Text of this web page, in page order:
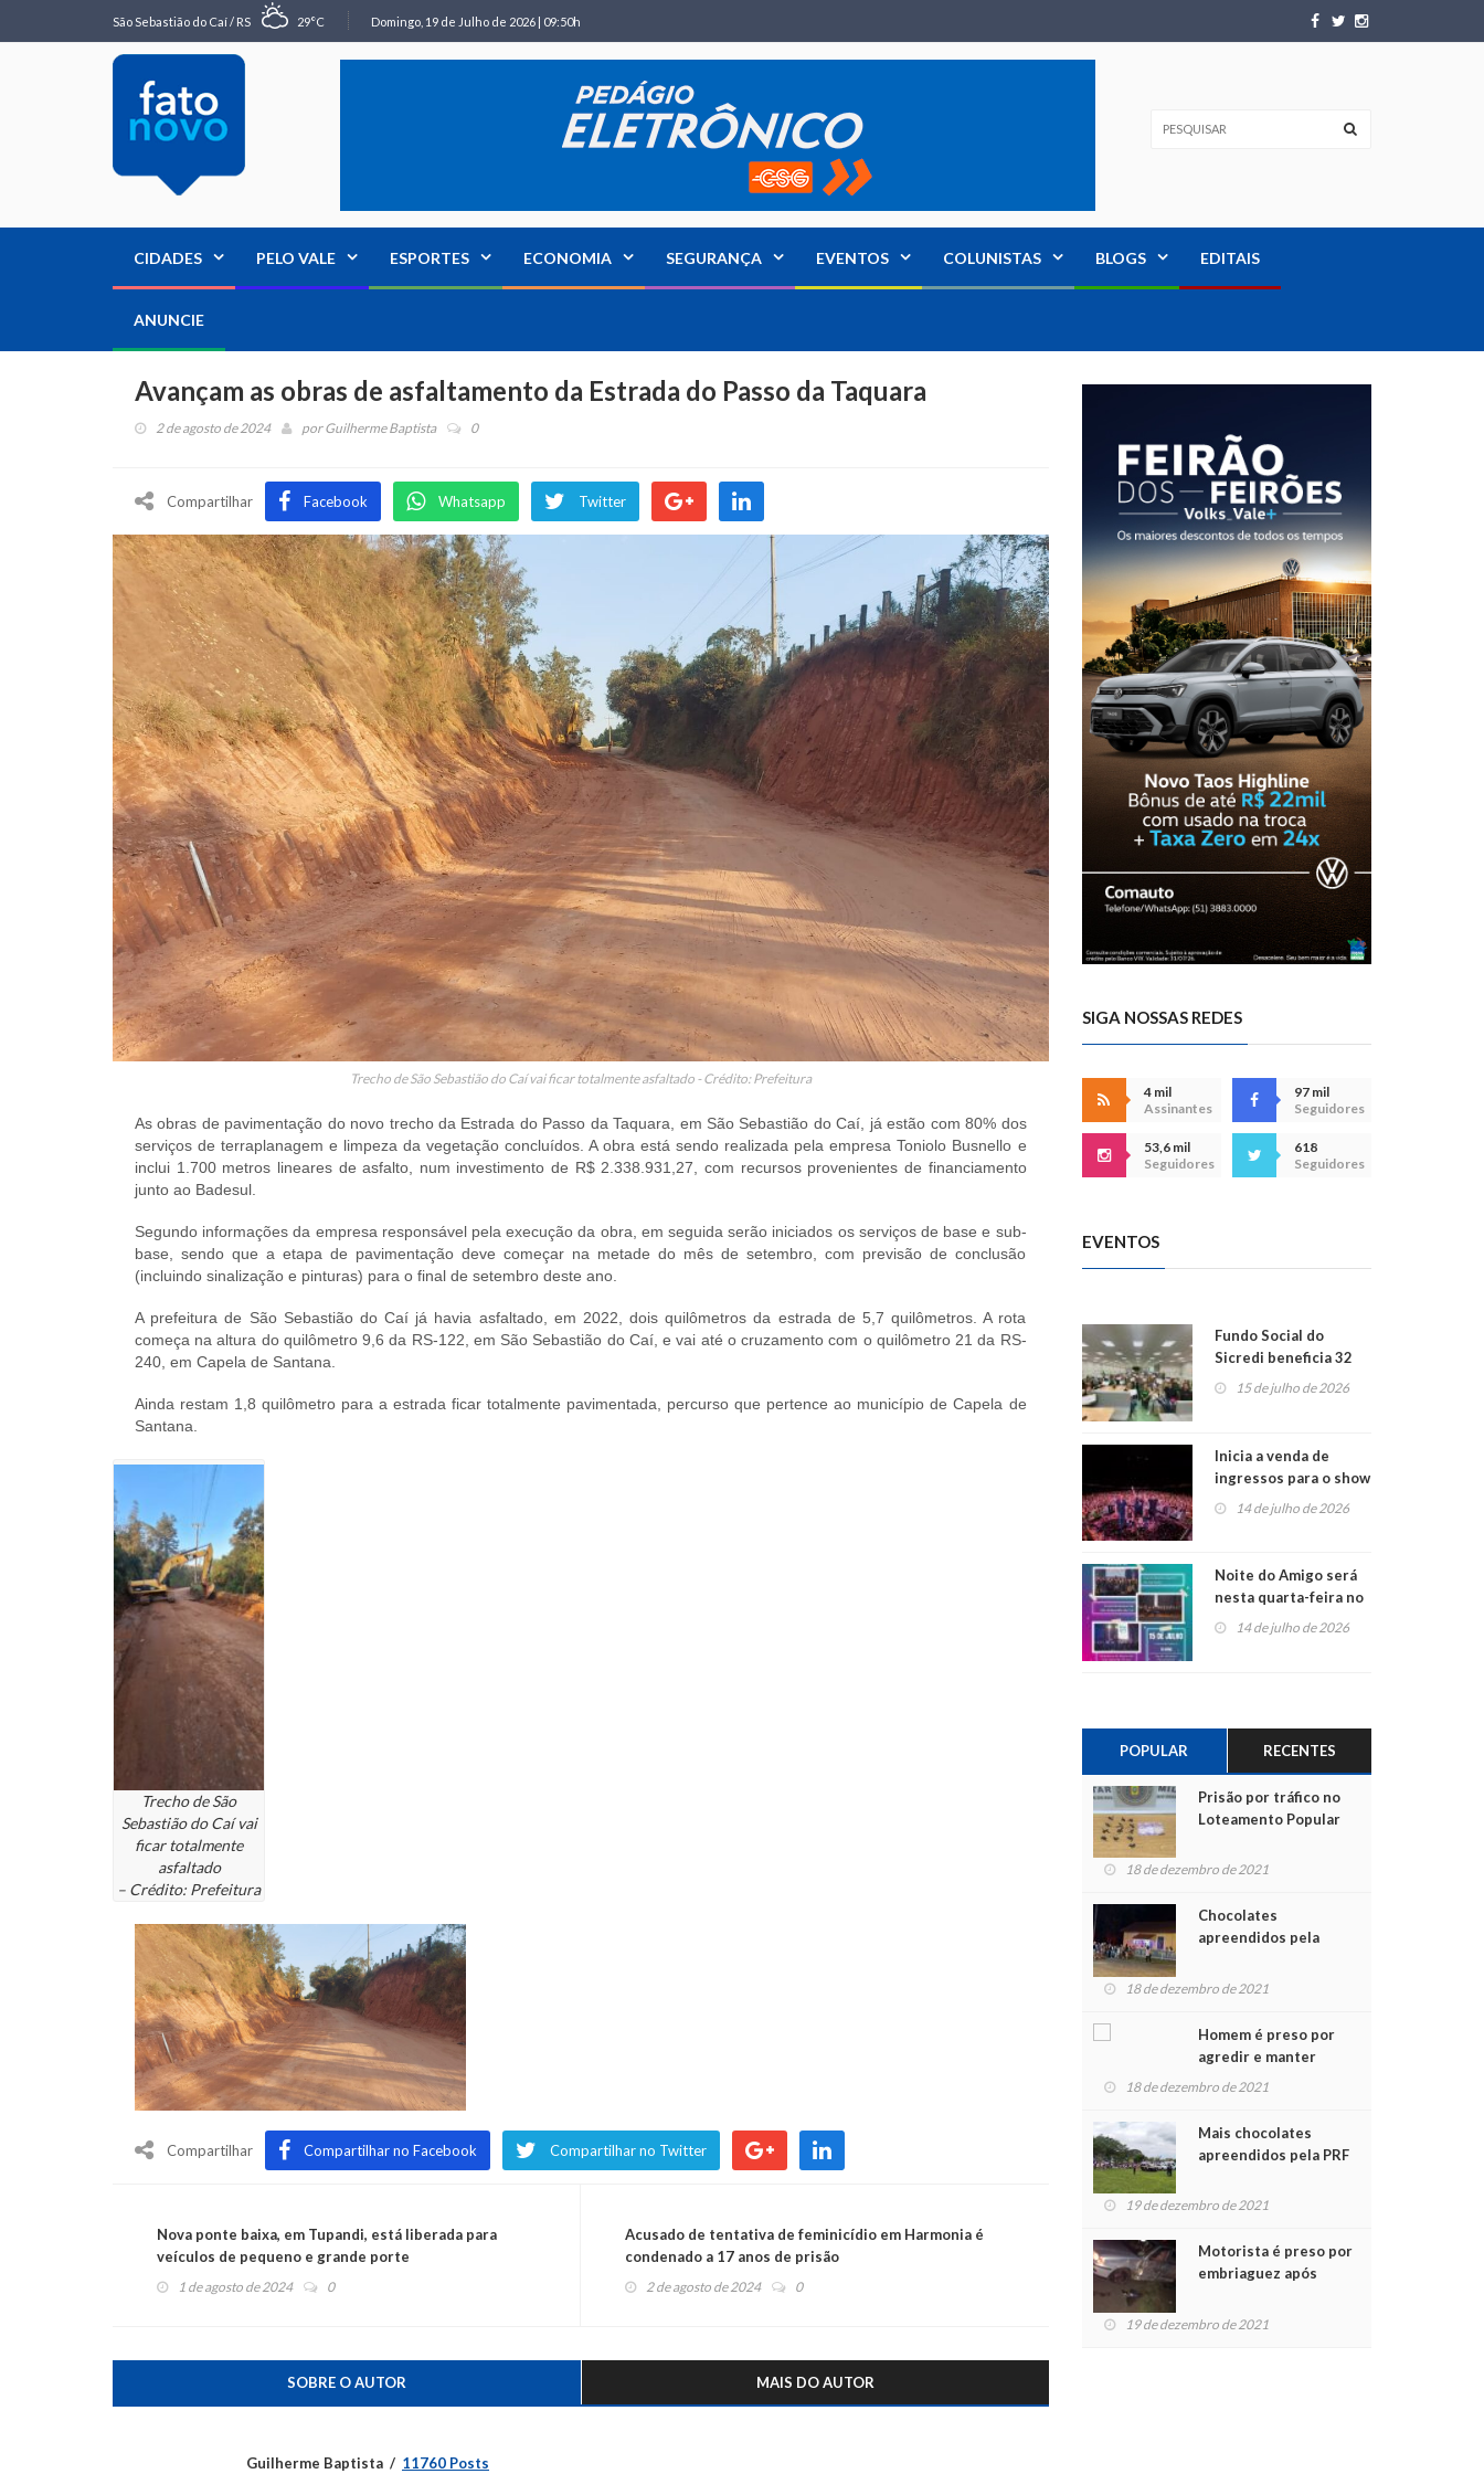
São Sebastião do Caí / RS 29°C Domingo, 19 de Julho de 2026 | 09:50h
CIDADES PELO VALE ESPORTES ECONOMIA SEGURANÇA EVENTOS COLUNISTAS BLOGS EDITAIS
ANUNCIE
Avançam as obras de asfaltamento da Estrada do Passo da Taquara
2 de agosto de 2024 porGuilherme Baptista 0
Compartilhar Facebook Whatsapp Twitter
Trecho de São Sebastião do Caí vai ficar totalmente asfaltado - Crédito: Prefeitura
As obras de pavimentação do novo trecho da Estrada do Passo da Taquara, em São Sebastião do Caí, já estão com 80% dos
serviços de terraplanagem e limpeza da vegetação concluídos. A obra está sendo realizada pela empresa Toniolo Busnello e
inclui 1.700 metros lineares de asfalto, num investimento de R$ 2.338.931,27, com recursos provenientes de financiamento
junto ao Badesul.
Segundo informações da empresa responsável pela execução da obra, em seguida serão iniciados os serviços de base e sub-
base, sendo que a etapa de pavimentação deve começar na metade do mês de setembro, com previsão de conclusão
(incluindo sinalização e pinturas) para o final de setembro deste ano.
A prefeitura de São Sebastião do Caí já havia asfaltado, em 2022, dois quilômetros da estrada de 5,7 quilômetros. A rota
começa na altura do quilômetro 9,6 da RS-122, em São Sebastião do Caí, e vai até o cruzamento com o quilômetro 21 da RS-
240, em Capela de Santana.
Ainda restam 1,8 quilômetro para a estrada ficar totalmente pavimentada, percurso que pertence ao município de Capela de
Santana.
Trecho de São
Sebastião do Caí vai
ficar totalmente
asfaltado
– Crédito: Prefeitura
Compartilhar Compartilhar no Facebook Compartilhar no Twitter
Nova ponte baixa, em Tupandi, está liberada para
veículos de pequeno e grande porte
1 de agosto de 2024 0
Acusado de tentativa de feminicídio em Harmonia é
condenado a 17 anos de prisão
2 de agosto de 2024 0
SOBRE O AUTOR MAIS DO AUTOR
Guilherme Baptista 11760 Posts
SIGA NOSSAS REDES
4 mil
Assinantes
97 mil
Seguidores
53,6 mil
Seguidores
618
Seguidores
EVENTOS
Fundo Social do
Sicredi beneficia 32
projetos em
15 de julho de 2026
Inicia a venda de
ingressos para o show
do Jota Quest nos 45
anos da Sicredi Ouro
14 de julho de 2026
Noite do Amigo será
nesta quarta-feira no
Centro de Cultura de
14 de julho de 2026
POPULAR RECENTES
Prisão por tráfico no
Loteamento Popular
18 de dezembro de 2021
Chocolates
apreendidos pela
para crianças na
18 de dezembro de 2021
Homem é preso por
agredir e manter
mulher em cárcere
18 de dezembro de 2021
Mais chocolates
apreendidos pela PRF
crianças no Natal
19 de dezembro de 2021
Motorista é preso por
embriaguez após
feridos
19 de dezembro de 2021